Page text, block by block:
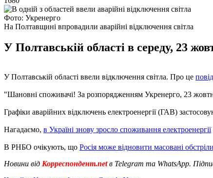
Фото: Укренерго
На Полтавщині впровадили аварійні відключення світла
У Полтавській області в середу, 23
У Полтавській області ввели відключення світла. Про це
"Шановні споживачі! За розпорядженням Укренерго, 23
Графіки аварійних відключень електроенергії (ГАВ)
Нагадаємо, в Україні знову зросло споживання електроенергії
В РНБО очікують, що Росія може відновити масовані
Новини від Корреспондент.netв Telegram та WhatsApp.